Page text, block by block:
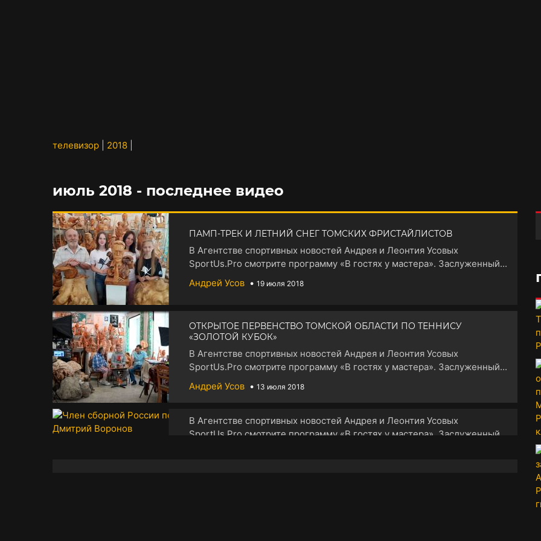
телевизор 2018
июль 2018 - последнее видео
ПАМП-ТРЕК И ЛЕТНИЙ СНЕГ ТОМСКИХ ФРИСТАЙЛИСТОВ
В Агентстве спортивных новостей Андрея и Леонтия Усовых
SportUs.Pro смотрите программу «В гостях у мастера». Заслуженный...
Андрей Усов• 19 июля 2018
ОТКРЫТОЕ ПЕРВЕНСТВО ТОМСКОЙ ОБЛАСТИ ПО ТЕННИСУ
«ЗОЛОТОЙ КУБОК»
В Агентстве спортивных новостей Андрея и Леонтия Усовых
SportUs.Pro смотрите программу «В гостях у мастера». Заслуженный...
Андрей Усов• 13 июля 2018
ЧЛЕН СБОРНОЙ РОССИИ ПО СТРЕЛЬБЕ ИЗ ЛУКА ДМИТРИЙ
В Агентстве спортивных новостей Андрея и Леонтия Усовых
SportUs.Pro смотрите программу «В гостях у мастера». Заслуженный...